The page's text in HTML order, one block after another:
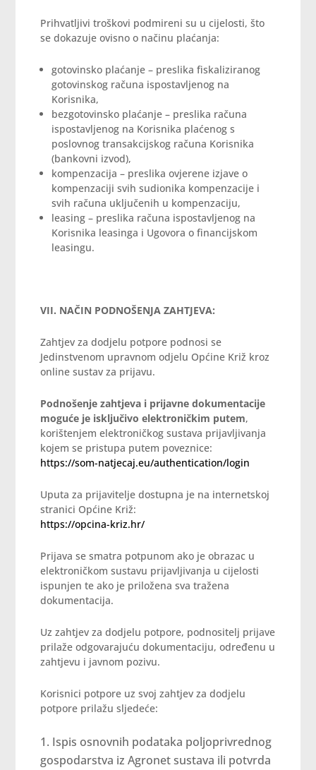
Prihvatljivi troškovi podmireni su u cijelosti, što
se dokazuje ovisno o načinu plaćanja:
gotovinsko plaćanje – preslika fiskaliziranog
gotovinskog računa ispostavljenog na
Korisnika,
bezgotovinsko plaćanje – preslika računa
ispostavljenog na Korisnika plaćenog s
poslovnog transakcijskog računa Korisnika
(bankovni izvod),
kompenzacija – preslika ovjerene izjave o
kompenzaciji svih sudionika kompenzacije i
svih računa uključenih u kompenzaciju,
leasing – preslika računa ispostavljenog na
Korisnika leasinga i Ugovora o financijskom
leasingu.
VII. NAČIN PODNOŠENJA ZAHTJEVA:
Zahtjev za dodjelu potpore podnosi se
Jedinstvenom upravnom odjelu Općine Križ kroz
online sustav za prijavu.
Podnošenje zahtjeva i prijavne dokumentacije
moguće je isključivo elektroničkim putem,
korištenjem elektroničkog sustava prijavljivanja
kojem se pristupa putem poveznice:
https://som-natjecaj.eu/authentication/login
Uputa za prijavitelje dostupna je na internetskoj
stranici Općine Križ:
https://opcina-kriz.hr/
Prijava se smatra potpunom ako je obrazac u
elektroničkom sustavu prijavljivanja u cijelosti
ispunjen te ako je priložena sva tražena
dokumentacija.
Uz zahtjev za dodjelu potpore, podnositelj prijave
prilaže odgovarajuću dokumentaciju, određenu u
zahtjevu i javnom pozivu.
Korisnici potpore uz svoj zahtjev za dodjelu
potpore prilažu sljedeće:
Ispis osnovnih podataka poljoprivrednog
gospodarstva iz Agronet sustava ili potvrda